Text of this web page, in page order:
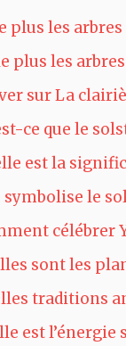
plus les arbres
plus les arbres
sur La
ce que le
est la
symbolise le
célébrer
sont les
traditions
est